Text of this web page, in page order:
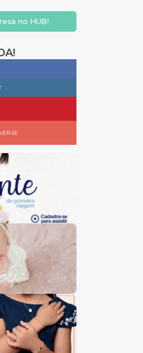
no HUB!
SE